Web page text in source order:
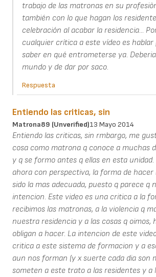
trabajo de las matronas en su
también con lo que hagan los
celebración al acabar la residencia...
cualquier crítica a este vídeo es
saber en qué entrometerse ya.
mundo y de dar por saco.
Respuesta
Entiendo las criticas, sin
Matrona89 (unverified)13 Mayo 2014
Entiendo las criticas, sin rmbargo, me
cosa como matrona q conoce a muchas
y q se formo antes q ellas en esta unidad.
ahora con perspectiva, la forma de
sido la mas adecuada, puesto q parece q
intencion. Este video es una critica a la
recibimos las matronas, a la violencia q
nuestra residencia y a las cosas q oimos,
obligan a hacer. La intencion de este
critica a este sistema de formacion y a
aun nos forman (y x suerte cada dia son
someten a este trato a las residentes y a